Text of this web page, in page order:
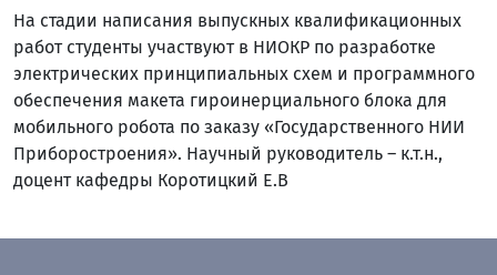
На стадии написания выпускных квалификационных
работ студенты участвуют в НИОКР по разработке
электрических принципиальных схем и программного
обеспечения макета гироинерциального блока для
мобильного робота по заказу «Государственного НИИ
Приборостроения». Научный руководитель – к.т.н.,
доцент кафедры Коротицкий Е.В